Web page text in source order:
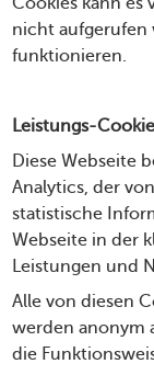
nicht
funktionieren.
Leistungs-
Diese Webseite
Analytics, der
statistische
Webseite in der
Leistungen und
Alle von diesen
werden anonym
die